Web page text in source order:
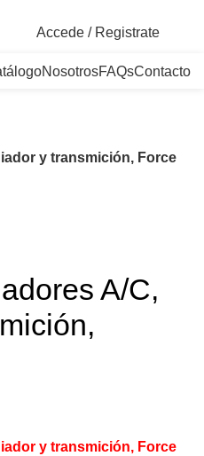
Accede / Registrate
NosotrosFAQsContacto
y transmición, Force
A/C,
y transmición, Force